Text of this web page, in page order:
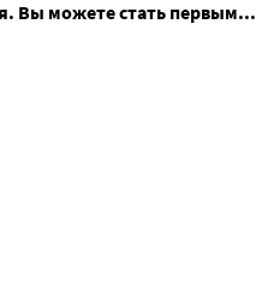
Вы можете стать первым...